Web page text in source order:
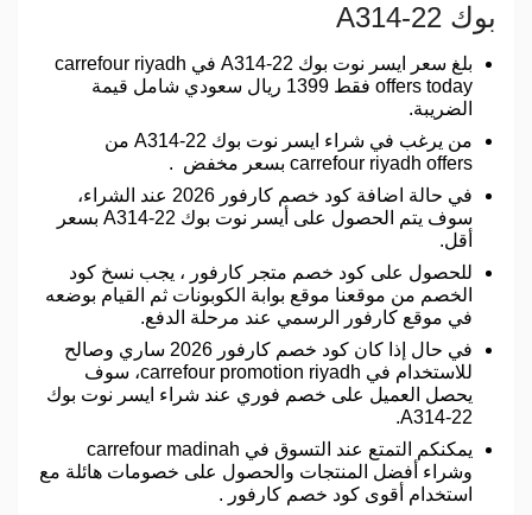
بوك A314-22
بلغ سعر ايسر نوت بوك A314-22 في carrefour riyadh
offers today فقط 1399 ريال سعودي شامل قيمة
الضريبة.
من يرغب في شراء ايسر نوت بوك A314-22 من
carrefour riyadh offers بسعر مخفض .
في حالة اضافة كود خصم كارفور 2026 عند الشراء،
سوف يتم الحصول على أيسر نوت بوك A314-22 بسعر
أقل.
للحصول على كود خصم متجر كارفور ، يجب نسخ كود
الخصم من موقعنا موقع بوابة الكوبونات ثم القيام بوضعه
في موقع كارفور الرسمي عند مرحلة الدفع.
في حال إذا كان كود خصم كارفور 2026 ساري وصالح
للاستخدام في carrefour promotion riyadh، سوف
يحصل العميل على خصم فوري عند شراء ايسر نوت بوك
A314-22.
يمكنكم التمتع عند التسوق في carrefour madinah
وشراء أفضل المنتجات والحصول على خصومات هائلة مع
استخدام أقوى كود خصم كارفور .